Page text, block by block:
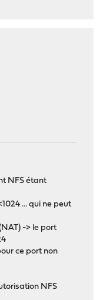
NFS étant
... qui ne peut
-> le port
ce port non
NFS